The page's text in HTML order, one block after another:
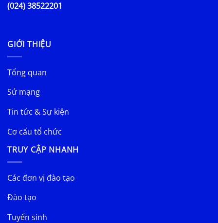
(024) 38522201
GIỚI THIỆU
Tổng quan
Sứ mạng
Tin tức & Sự kiện
Cơ cấu tổ chức
TRUY CẬP NHANH
Các đơn vị đào tạo
Đào tạo
Tuyển sinh